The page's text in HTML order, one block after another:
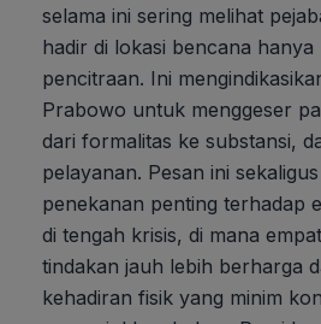
selama ini sering melihat
hadir di lokasi bencana
pencitraan. Ini
Prabowo untuk menggeser
dari formalitas ke substansi,
pelayanan. Pesan ini
penekanan penting terhadap
di tengah krisis, di mana
tindakan jauh lebih berharga
kehadiran fisik yang minim